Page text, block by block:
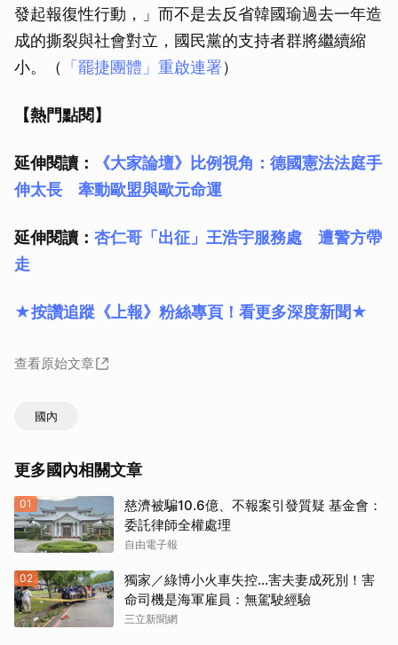
發起報復性行動，」而不是去反省韓國瑜過去一年造
成的撕裂與社會對立，國民黨的支持者群將繼續縮
小。（
「罷捷團體」重啟連署）
【熱門點閱】
延伸閱讀：
《大家論壇》比例視角：德國憲法法庭手
伸太長 牽動歐盟與歐元命運
延伸閱讀： 杏仁哥「出征」王浩宇服務處 遭警方帶
走
★按讚追蹤《上報》粉絲專頁！看更多深度新聞★
查看原始文章
國內
更多國內相關文章
01
慈濟被騙10.6億、不報案引發質疑 基金會：
委託律師全權處理
自由電子報
02
獨家／綠博小火車失控…害夫妻成死別！害
命司機是海軍雇員：無駕駛經驗
三立新聞網